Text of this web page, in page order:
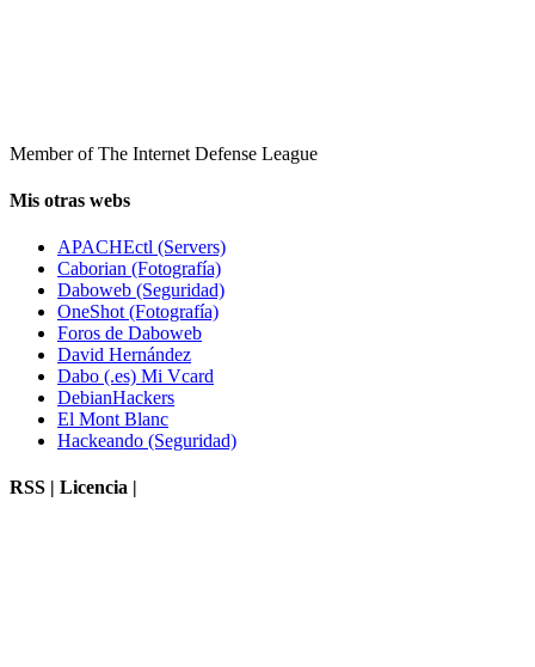
Member of The Internet Defense League
Mis otras webs
APACHEctl (Servers)
Caborian (Fotografía)
Daboweb (Seguridad)
OneShot (Fotografía)
Foros de Daboweb
David Hernández
Dabo (.es) Mi Vcard
DebianHackers
El Mont Blanc
Hackeando (Seguridad)
RSS | Licencia |